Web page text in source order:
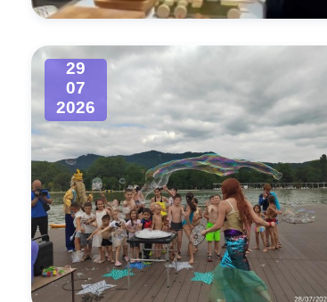
29
07
2026